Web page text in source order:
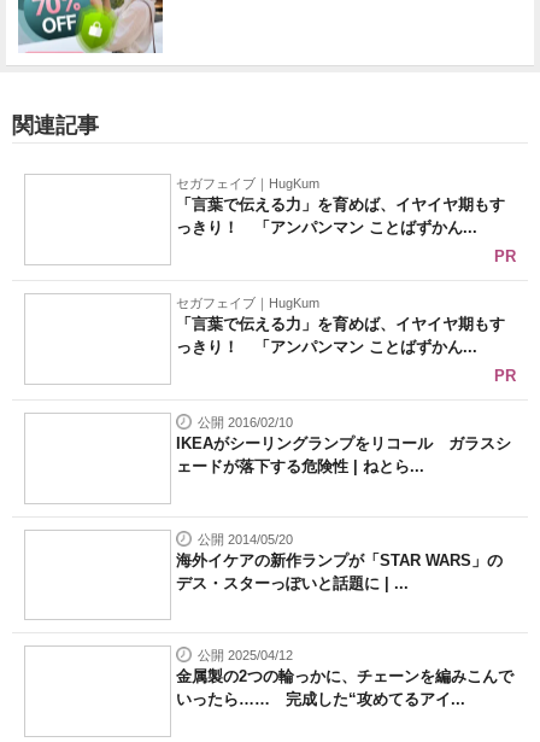
関連記事
セガフェイブ｜HugKum
「言葉で伝える力」を育めば、イヤイヤ期もす
っきり！ 「アンパンマン ことばずかん...
PR
セガフェイブ｜HugKum
「言葉で伝える力」を育めば、イヤイヤ期もす
っきり！ 「アンパンマン ことばずかん...
PR
公開 2016/02/10
IKEAがシーリングランプをリコール ガラスシ
ェードが落下する危険性 | ねとら...
公開 2014/05/20
海外イケアの新作ランプが「STAR WARS」の
デス・スターっぽいと話題に | ...
公開 2025/04/12
金属製の2つの輪っかに、チェーンを編みこんで
いったら…… 完成した“攻めてるアイ...